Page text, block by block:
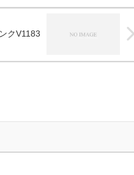
クV1183